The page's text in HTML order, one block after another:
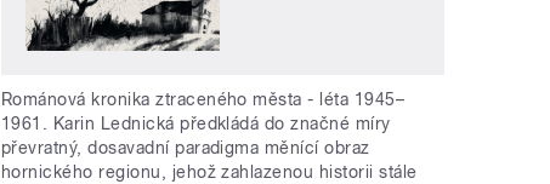
Románová kronika ztraceného města - léta 1945–
1961. Karin Lednická předkládá do značné míry
převratný, dosavadní paradigma měnící obraz
hornického regionu, jehož zahlazenou historii stále